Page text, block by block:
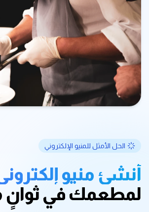
الحل الأمثل للمنيو الإلكتروني
أنشئ منيو
لمطعمك في ثوانٍ